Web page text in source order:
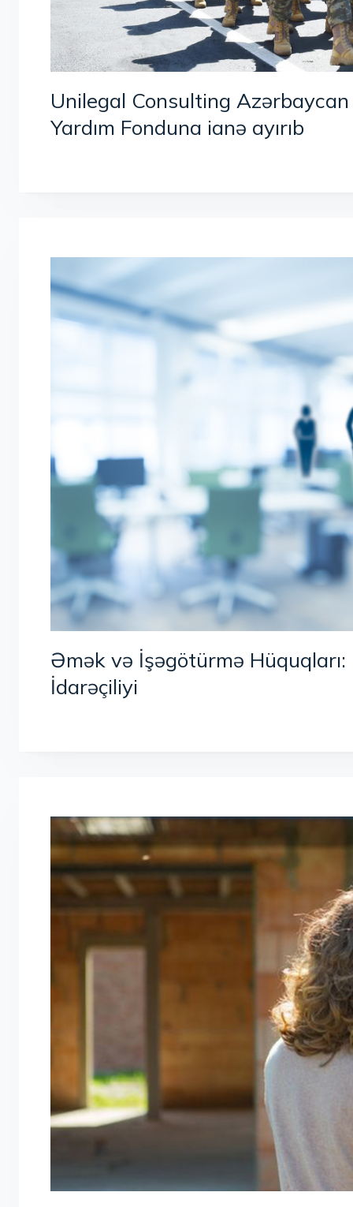
Unilegal Consulting Azərbaycan
Yardım Fonduna ianə ayırıb
Əmək və İşəgötürmə
İdarəçiliyi